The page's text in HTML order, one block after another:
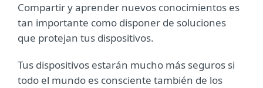
Compartir y aprender nuevos conocimientos es
tan importante como disponer de soluciones
que protejan tus dispositivos.
Tus dispositivos estarán mucho más seguros si
todo el mundo es consciente también de los